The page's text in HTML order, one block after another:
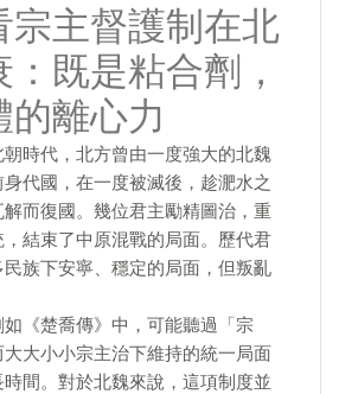
宗主督護制在北
既是粘合劑，
離心力
時代，北方曾由一度強大的北魏
代國，在一度被滅後，趁淝水之
而復國。幾位君主勵精圖治，重
結束了中原混戰的局面。歷代君
族下安寧、穩定的局面，但叛亂
《楚喬傳》中，可能聽過「宗
大小小宗主治下維持的統一局面
間。對於北魏來說，這項制度並